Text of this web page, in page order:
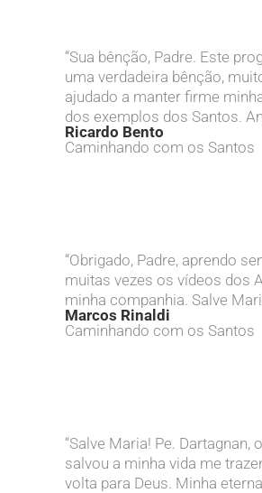
“Sua bênção, Padre. Este
uma verdadeira bênção,
ajudado a manter firme
dos exemplos dos Santos.
Ricardo Bento
Caminhando com os Santos
“Obrigado, Padre, aprendo
muitas vezes os vídeos dos
minha companhia. Salve
Marcos Rinaldi
Caminhando com os Santos
“Salve Maria! Pe. Dartagnan,
salvou a minha vida me
volta para Deus. Minha